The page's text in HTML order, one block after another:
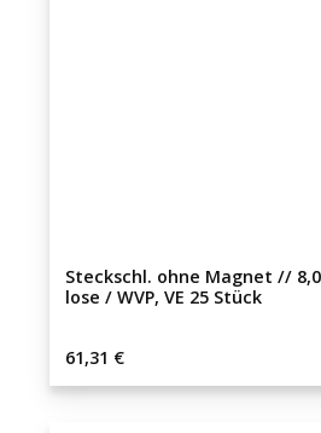
Steckschl. ohne Magnet //
lose / WVP, VE 25 Stück
Regulärer Preis:
61,31 €